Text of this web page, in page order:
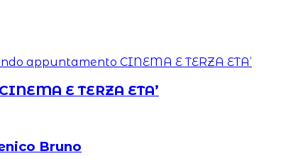
E TERZA ETA’
Bruno